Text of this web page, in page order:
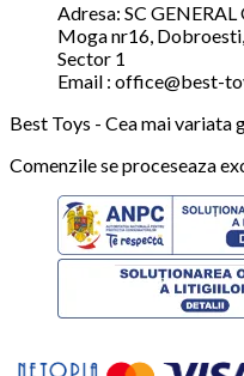
Adresa: SC
Moga nr16,
Sector 1
Email : office@best-
Best Toys - Cea mai variata
Comenzile se proceseaza